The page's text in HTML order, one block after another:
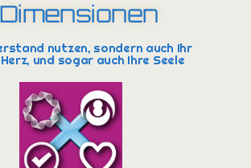
nutzen, sondern auch Ihr
und sogar auch Ihre Seele